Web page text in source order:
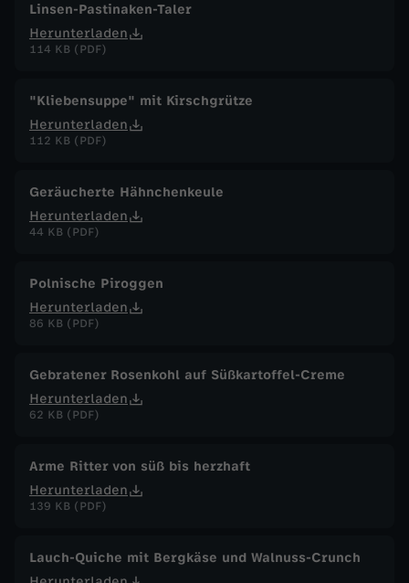
Linsen-Pastinaken-Taler
Herunterladen
114 KB (PDF)
"Kliebensuppe" mit Kirschgrütze
Herunterladen
112 KB (PDF)
Geräucherte Hähnchenkeule
Herunterladen
44 KB (PDF)
Polnische Piroggen
Herunterladen
86 KB (PDF)
Gebratener Rosenkohl auf Süßkartoffel-Creme
Herunterladen
62 KB (PDF)
Arme Ritter von süß bis herzhaft
Herunterladen
139 KB (PDF)
Lauch-Quiche mit Bergkäse und Walnuss-Crunch